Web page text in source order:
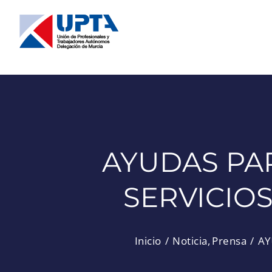
contenido
AYUDAS
Inicio Noticia Prensa